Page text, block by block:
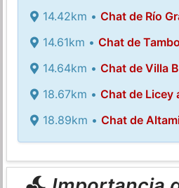
14.42km • Chat de Río
14.61km • Chat de
14.64km • Chat de Villa
18.67km • Chat de Licey
18.89km • Chat de